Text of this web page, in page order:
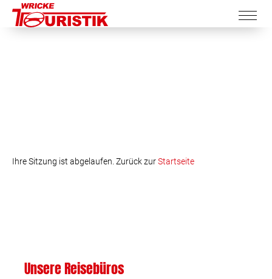
Ihre Sitzung ist abgelaufen. Zurück zurStartseite
Unsere Reisebüros